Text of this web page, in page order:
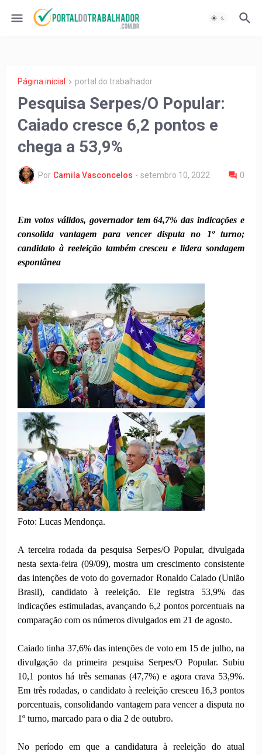
Página inicial portal do trabalhador
Pesquisa Serpes/O Popular:
Caiado cresce 6,2 pontos e
chega a 53,9%
Por Camila Vasconcelos - setembro 10, 2022 0
Em votos válidos, governador tem 64,7% das indicações e
consolida vantagem para vencer disputa no 1º turno;
candidato à reeleição também cresceu e lidera sondagem
espontânea
Foto: Lucas Mendonça.
A terceira rodada da pesquisa Serpes/O Popular, divulgada
nesta sexta-feira (09/09), mostra um crescimento consistente
das intenções de voto do governador Ronaldo Caiado (União
Brasil), candidato à reeleição. Ele registra 53,9% das
indicações estimuladas, avançando 6,2 pontos porcentuais na
comparação com os números divulgados em 21 de agosto.
Caiado tinha 37,6% das intenções de voto em 15 de julho, na
divulgação da primeira pesquisa Serpes/O Popular. Subiu
10,1 pontos há três semanas (47,7%) e agora crava 53,9%.
Em três rodadas, o candidato à reeleição cresceu 16,3 pontos
porcentuais, consolidando vantagem para vencer a disputa no
1º turno, marcado para o dia 2 de outubro.
No período em que a candidatura à reeleição do atual